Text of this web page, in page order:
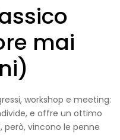
mai
workshop e meeting:
e offre un ottimo
però, vincono le penne